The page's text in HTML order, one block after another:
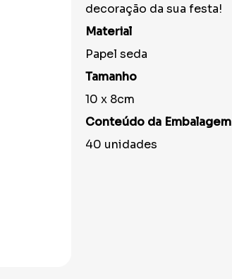
decoração da sua festa!
Material
Papel seda
Tamanho
10 x 8cm
Conteúdo da Embalagem
40 unidades